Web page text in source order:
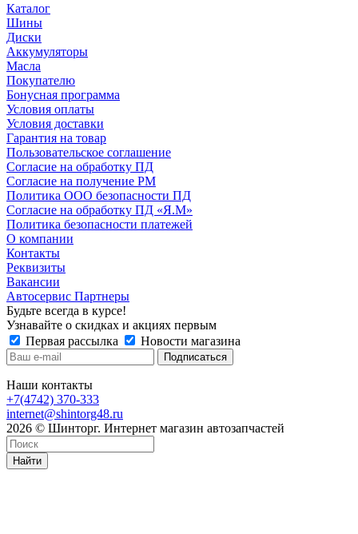
Каталог
Шины
Диски
Аккумуляторы
Масла
Покупателю
Бонусная программа
Условия оплаты
Условия доставки
Гарантия на товар
Пользовательское соглашение
Согласие на обработку ПД
Согласие на получение РМ
Политика ООО безопасности ПД
Согласие на обработку ПД «Я.М»
Политика безопасности платежей
О компании
Контакты
Реквизиты
Вакансии
Автосервис Партнеры
Будьте всегда в курсе!
Узнавайте о скидках и акциях первым
Первая рассылка
Новости магазина
Наши контакты
+7(4742) 370-333
internet@shintorg48.ru
2026 © Шинторг. Интернет магазин автозапчастей
Найти